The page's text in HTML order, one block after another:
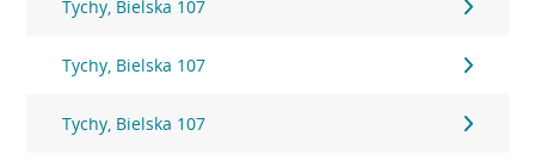
Tychy, Bielska 107
Tychy, Bielska 107
Tychy, Bielska 107